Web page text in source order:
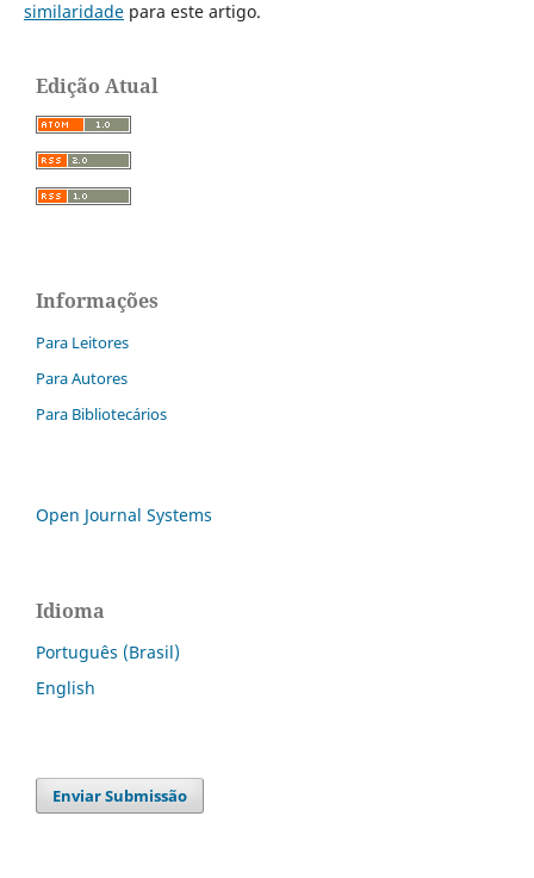
similaridadepara este artigo.
Edição Atual
Informações
Para Leitores
Para Autores
Para Bibliotecários
Open Journal Systems
Idioma
Português (Brasil)
English
Enviar Submissão